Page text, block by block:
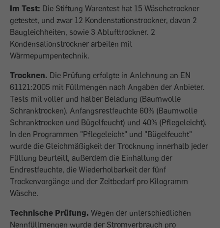
Im Test: Die Stiftung Warentest hat 15 Wäschetrockner
getestet, und zwar 12 Kondenstationstrockner, davon 2
Baugleichheiten, sowie 3 Ablufttrockner. 2
Kondensationstrockner arbeiten mit
Wärmepumpentechnik.
Trocknen. Die Prüfung erfolgte in Anlehnung an EN
61121:2005 mit Füllmengen nach Angaben der Anbieter.
Tests mit voller und halber Beladung (Baumwolle
Schranktrocken). Anfangsrestfeuchte 60% (Baumwolle
Schranktrocken und Bügelfeucht) und 40% (Pflegeleicht).
In den Programmen "Pflegeleicht" und "Bügelfeucht"
wurde die Gleichmäßigkeit der Trocknung innerhalb jeder
Füllung beurteilt, außerdem die Einhaltung der
Endrestfeuchte, die Wiederholbarkeit der fünf
Trockenvorgänge und der Zeitbedarf pro Kilogramm
Wäsche.
Technische Prüfung. Wegen der unterschiedlichen
Nennfüllmengen wurde der Stromverbrauch pro